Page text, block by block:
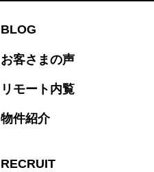
BLOG
お客さまの声
リモート内覧
物件紹介
RECRUIT